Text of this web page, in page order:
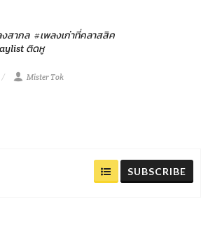
สากล #เพลงเก่าที่คลาสสิค
ติดหู
Mister Tok
SUBSCRIBE